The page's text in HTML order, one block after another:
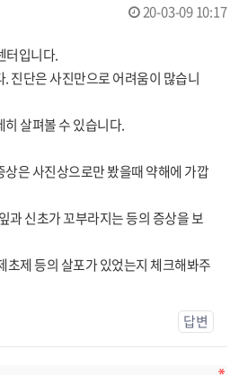
20-03-09 10:17
터입니다.
진단은 사진만으로 어려움이 많습니
살펴볼 수 있습니다.
은 사진상으로만 봤을때 약해에 가깝
과 신초가 꼬부라지는 등의 증상을 보
초제 등의 살포가 있었는지 체크해봐주
답변